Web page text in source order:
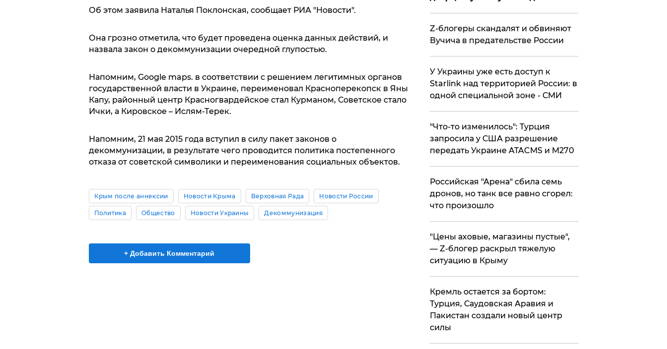
Об этом заявила Наталья Поклонская, сообщает РИА "Новости".
Она грозно отметила, что будет проведена оценка данных действий, и
назвала закон о декоммунизации очередной глупостью.
Напомним, Google maps. в соответствии с решением легитимных органов
государственной власти в Украине, переименовал Красноперекопск в Яны
Капу, районный центр Красногвардейское стал Курманом, Советское стало
Ички, а Кировское – Ислям-Терек.
Напомним, 21 мая 2015 года вступил в силу пакет законов о
декоммунизации, в результате чего проводится политика постепенного
отказа от советской символики и переименования социальных объектов.
Крым после аннексии Новости Крыма Верховная Рада Новости России
Политика Общество Новости Украины Декоммунизация
+ Добавить Комментарий
Z-блогеры скандалят и обвиняют
Вучича в предательстве России
У Украины уже есть доступ к
Starlink над территорией России: в
одной специальной зоне - СМИ
​"Что-то изменилось": Турция
запросила у США разрешение
передать Украине ATACMS и M270
​Российская "Арена" сбила семь
дронов, но танк все равно сгорел:
что произошло
​"Цены аховые, магазины пустые",
— Z-блогер раскрыл тяжелую
ситуацию в Крыму
​Кремль остается за бортом:
Турция, Саудовская Аравия и
Пакистан создали новый центр
силы